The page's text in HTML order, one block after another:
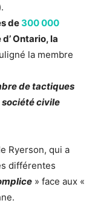
de 300 000
Ontario, la
la membre
de tactiques
société civile
Ryerson, qui a
différentes
» face aux «